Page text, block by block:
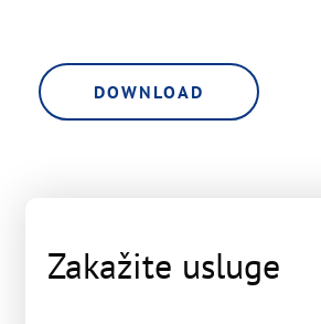
DOWNLOAD
Zakažite usluge